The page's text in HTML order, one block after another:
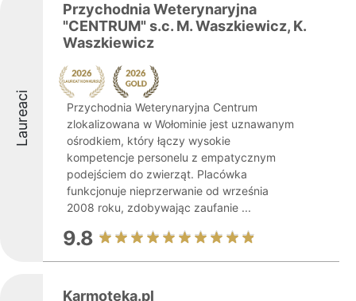
Laureaci
Przychodnia Weterynaryjna
"CENTRUM" s.c. M. Waszkiewicz, K.
Waszkiewicz
Przychodnia Weterynaryjna Centrum
zlokalizowana w Wołominie jest uznawanym
ośrodkiem, który łączy wysokie
kompetencje personelu z empatycznym
podejściem do zwierząt. Placówka
funkcjonuje nieprzerwanie od września
2008 roku, zdobywając zaufanie ...
9.8
Karmoteka.pl